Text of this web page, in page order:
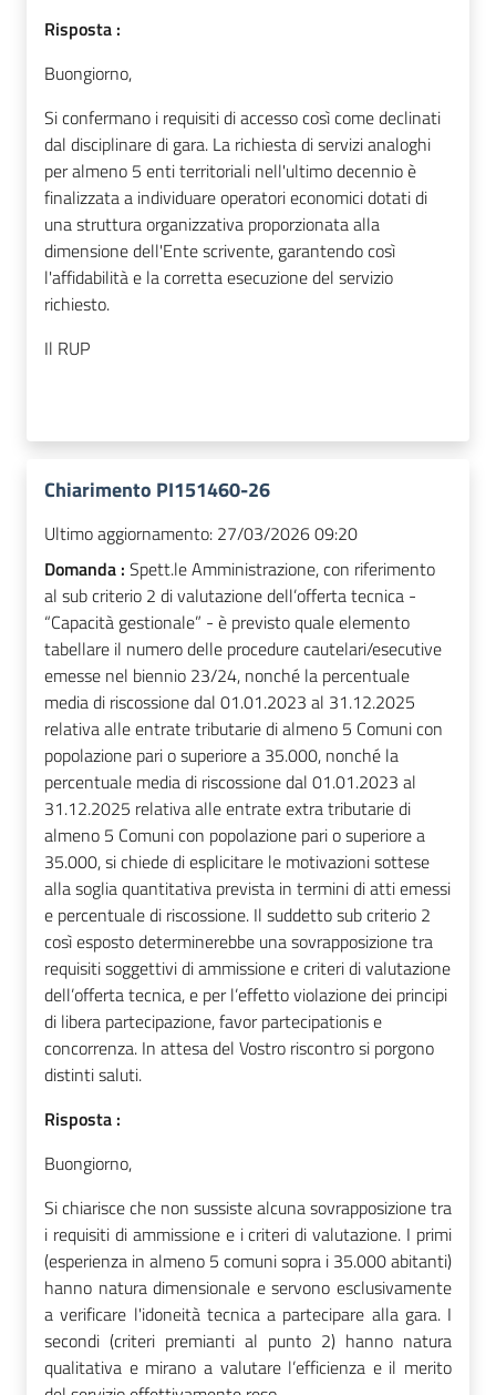
Risposta :
Buongiorno,
Si confermano i requisiti di accesso così come declinati
dal disciplinare di gara. La richiesta di servizi analoghi
per almeno 5 enti territoriali nell'ultimo decennio è
finalizzata a individuare operatori economici dotati di
una struttura organizzativa proporzionata alla
dimensione dell'Ente scrivente, garantendo così
l'affidabilità e la corretta esecuzione del servizio
richiesto.
Il RUP
Chiarimento PI151460-26
Ultimo aggiornamento: 27/03/2026 09:20
Domanda : Spett.le Amministrazione, con riferimento
al sub criterio 2 di valutazione dell’offerta tecnica -
“Capacità gestionale” - è previsto quale elemento
tabellare il numero delle procedure cautelari/esecutive
emesse nel biennio 23/24, nonché la percentuale
media di riscossione dal 01.01.2023 al 31.12.2025
relativa alle entrate tributarie di almeno 5 Comuni con
popolazione pari o superiore a 35.000, nonché la
percentuale media di riscossione dal 01.01.2023 al
31.12.2025 relativa alle entrate extra tributarie di
almeno 5 Comuni con popolazione pari o superiore a
35.000, si chiede di esplicitare le motivazioni sottese
alla soglia quantitativa prevista in termini di atti emessi
e percentuale di riscossione. Il suddetto sub criterio 2
così esposto determinerebbe una sovrapposizione tra
requisiti soggettivi di ammissione e criteri di valutazione
dell’offerta tecnica, e per l’effetto violazione dei principi
di libera partecipazione, favor partecipationis e
concorrenza. In attesa del Vostro riscontro si porgono
distinti saluti.
Risposta :
Buongiorno,
Si chiarisce che non sussiste alcuna sovrapposizione tra
i requisiti di ammissione e i criteri di valutazione. I primi
(esperienza in almeno 5 comuni sopra i 35.000 abitanti)
hanno natura dimensionale e servono esclusivamente
a verificare l'idoneità tecnica a partecipare alla gara. I
secondi (criteri premianti al punto 2) hanno natura
qualitativa e mirano a valutare l’efficienza e il merito